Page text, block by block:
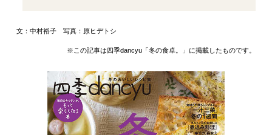
文：中村裕子 写真：原ヒデトシ
※この記事は四季dancyu「冬の食卓。」に掲載したものです。